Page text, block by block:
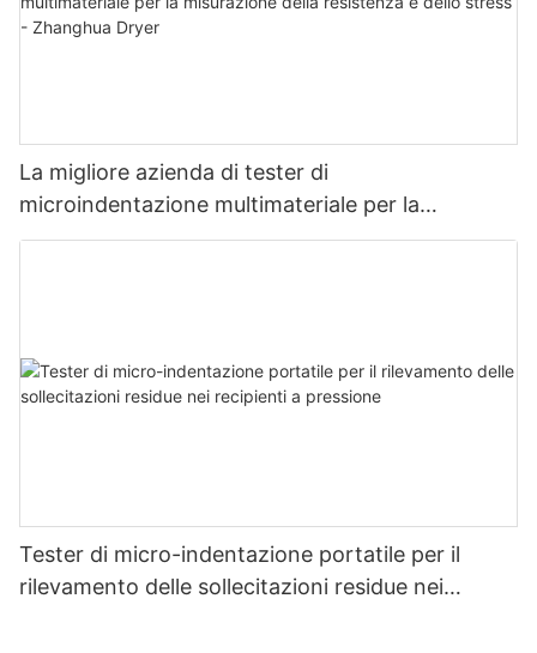
La migliore azienda di tester di
microindentazione multimateriale per la
misurazione della resistenza e dello stress -
Tester di micro-indentazione portatile per il
rilevamento delle sollecitazioni residue nei